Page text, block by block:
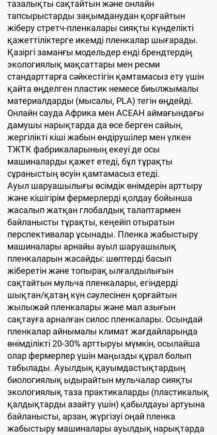
тазалықты сақтайтын және онлайн
тапсырыстарды зақымданудан қорғайтын
жіберу стретч-пленкалары сияқты күнделікті
қажеттіліктерге икемді пленкалар шығарады.
Қазіргі заманғы модельдер енді брендтердің
экологиялық мақсаттары мен ресми
стандарттарға сәйкестігін қамтамасыз ету үшін
қайта өңделген пластик немесе биылжымалы
материалдарды (мысалы, PLA) тегін өңдейді.
Онлайн сауда Африка мен АСЕАН аймағындағы
дамушы нарықтарда да өсе берген сайын,
жергілікті кіші жабын өндірушілер мен үлкен
ТЖТК фабрикаларының екеуі де осы
машиналарды қажет етеді, бұл тұрақты
сұраныстың өсуін қамтамасыз етеді.
Ауыл шаруашылығы өсімдік өнімдерін арттыру
және кішігірім фермерлерді қолдау бойынша
жасалып жатқан глобалдық талаптармен
байланысты тұрақты, кеңейіп отыратын
перспективалар ұсынады. Пленка жабыстыру
машиналары арнайы ауыл шаруашылық
пленкаларын жасайды: шөптерді басып
жіберетін және топырақ ылғалдылығын
сақтайтын мульча пленкалары, егіндерді
шықтан/қатаң күн сәулесінен қорғайтын
жылыжай пленкалары және мал азығын
сақтауға арналған силос пленкалары. Осындай
пленкалар айнымалы климат жағдайларында
өнімділікті 20-30% арттыруы мүмкін, осылайша
олар фермерлер үшін маңызды құрал болып
табылады. Ауылдық қауымдастықтардың
биологиялық ыдырайтын мульчалар сияқты
экологиялық таза практикаларды (пластикалық
қалдықтарды азайту үшін) қабылдауы артуына
байланысты, арзан, жүргізуі оңай пленка
жабыстыру машиналары ауылдық нарықтарда